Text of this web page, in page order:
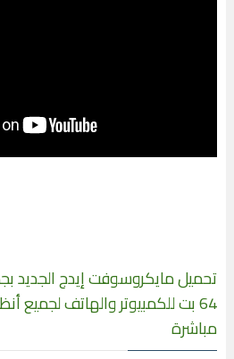
64 بت للكمبيوتر والهاتف لجميع
مباشرة